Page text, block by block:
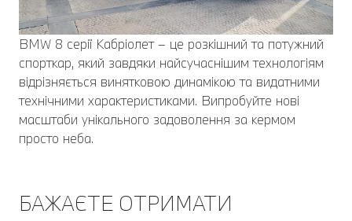
BMW 8 серії Кабріолет – це розкішний та потужний
спорткар, який завдяки найсучаснішим технологіям
відрізняється винятковою динамікою та видатними
технічними характеристиками. Випробуйте нові
масштаби унікального задоволення за кермом
просто неба.
БАЖАЄТЕ ОТРИМАТИ